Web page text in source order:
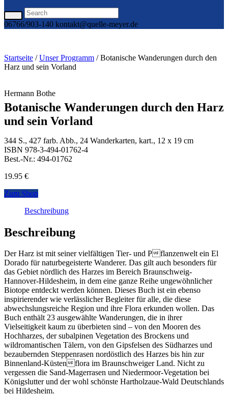
06766/903-140 kontakt@quelle-meyer.de
Startseite /Unser Programm / Botanische Wanderungen durch den
Harz und sein Vorland
Hermann Bothe
Botanische Wanderungen durch den Harz
und sein Vorland
344 S., 427 farb. Abb., 24 Wanderkarten, kart., 12 x 19 cm
ISBN 978-3-494-01762-4
Best.-Nr.: 494-01762
19.95 €
Zum Shop
Beschreibung
Beschreibung
Der Harz ist mit seiner vielfältigen Tier- und Pflanzenwelt ein El
Dorado für naturbegeisterte Wanderer. Das gilt auch besonders für
das Gebiet nördlich des Harzes im Bereich Braunschweig-
Hannover-Hildesheim, in dem eine ganze Reihe ungewöhnlicher
Biotope entdeckt werden können. Dieses Buch ist ein ebenso
inspirierender wie verlässlicher Begleiter für alle, die diese
abwechslungsreiche Region und ihre Flora erkunden wollen. Das
Buch enthält 23 ausgewählte Wanderungen, die in ihrer
Vielseitigkeit kaum zu überbieten sind – von den Mooren des
Hochharzes, der subalpinen Vegetation des Brockens und
wildromantischen Tälern, von den Gipsfelsen des Südharzes und
bezaubernden Steppenrasen nordöstlich des Harzes bis hin zur
Binnenland-Küstenflora im Braunschweiger Land. Nicht zu
vergessen die Sand-Magerrasen und Niedermoor-Vegetation bei
Königslutter und der wohl schönste Hartholzaue-Wald Deutschlands
bei Hildesheim.